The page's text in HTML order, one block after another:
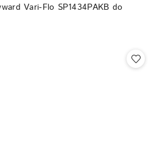
Vari-Flo SP1434PAKB do